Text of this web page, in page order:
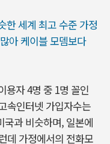
한 세계 최고 수준 가정
아 케이블 모뎀보다
용자 4명 중 1명 꼴인
속인터넷 가입자수는
국과 비슷하며, 일본에
데 가정에서의 전화모